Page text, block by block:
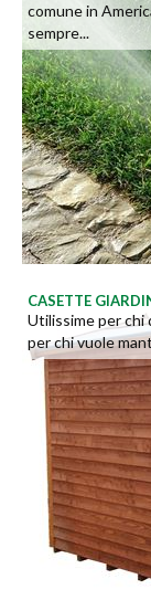
comune in
sempre...
CASETTE
Utilissime per chi
per chi vuole